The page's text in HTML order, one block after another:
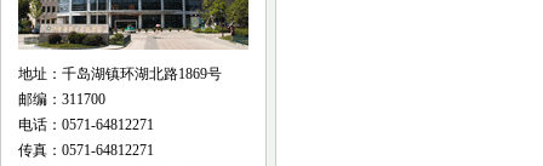
地址：千岛湖镇环湖北路1869号
邮编：311700
电话：0571-64812271
传真：0571-64812271